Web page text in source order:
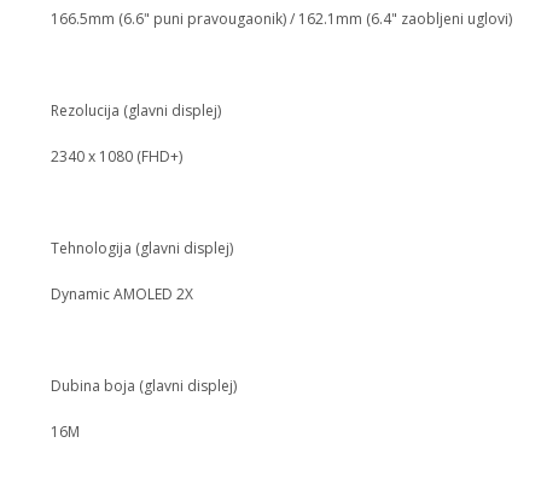
166.5mm (6.6" puni pravougaonik) / 162.1mm (6.4" zaobljeni uglovi)
Rezolucija (glavni displej)
2340 x 1080 (FHD+)
Tehnologija (glavni displej)
Dynamic AMOLED 2X
Dubina boja (glavni displej)
16M